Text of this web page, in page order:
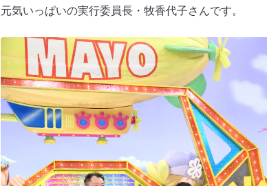
元気いっぱいの実行委員長・牧香代子さんです。